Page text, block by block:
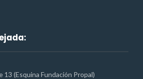
13 (Esquina Fundación Propal)